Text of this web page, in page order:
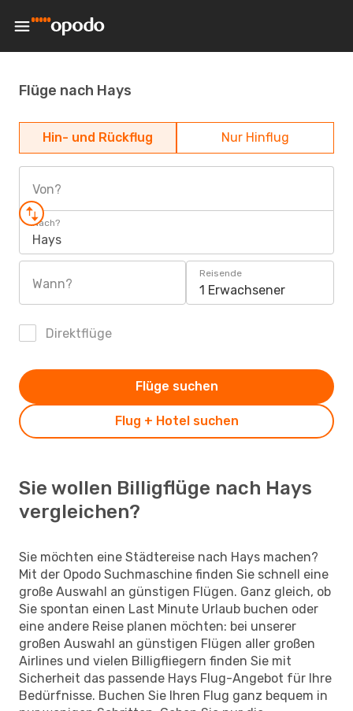
Flüge nach Hays
Hin- und Rückflug Nur Hinflug
Von?
Nach?
Hays
Wann?
Reisende
1 Erwachsener
Direktflüge
Flug + Hotel suchen
Flüge suchen
Sie wollen Billigflüge nach Hays
vergleichen?
Sie möchten eine Städtereise nach Hays machen?
Mit der Opodo Suchmaschine finden Sie schnell eine
große Auswahl an günstigen Flügen. Ganz gleich, ob
Sie spontan einen Last Minute Urlaub buchen oder
eine andere Reise planen möchten: bei unserer
großen Auswahl an günstigen Flügen aller großen
Airlines und vielen Billigfliegern finden Sie mit
Sicherheit das passende Hays Flug-Angebot für Ihre
Bedürfnisse. Buchen Sie Ihren Flug ganz bequem in